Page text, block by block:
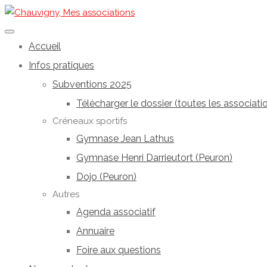
Accueil
Infos pratiques
Subventions 2025
Télécharger le dossier (toutes les
Créneaux sportifs
Gymnase Jean Lathus
Gymnase Henri Darrieutort (Peuron)
Dojo (Peuron)
Autres
Agenda associatif
Annuaire
Foire aux questions